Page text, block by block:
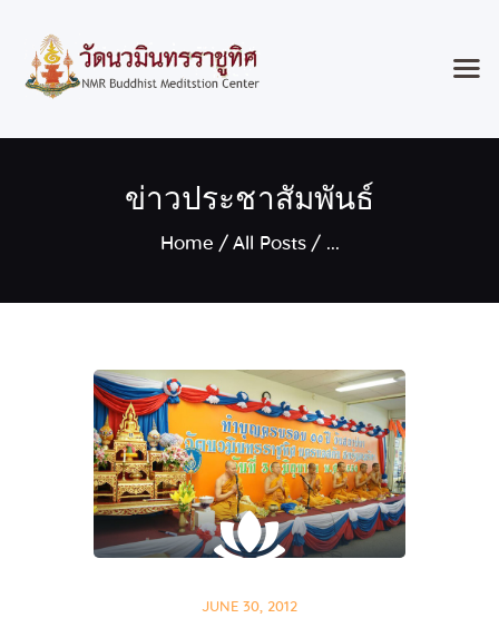
ข่าวประชาสัมพันธ์
Home All Posts ...
Classes & Events
About the Temple
JUNE 30, 2012